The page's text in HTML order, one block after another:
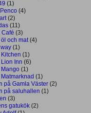
(1)
(4)
(2)
(11)
Café (3)
och mat (4)
(1)
(1)
Inn (6)
(1)
(1)
på Gamla Väster (2)
på saluhallen (1)
(3)
gatukök (2)